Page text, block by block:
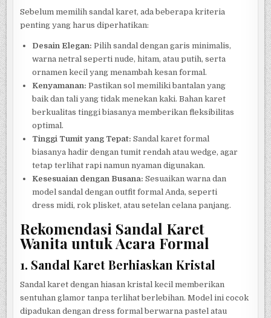
Sebelum memilih sandal karet, ada beberapa kriteria
penting yang harus diperhatikan:
Desain Elegan: Pilih sandal dengan garis minimalis,
warna netral seperti nude, hitam, atau putih, serta
ornamen kecil yang menambah kesan formal.
Kenyamanan: Pastikan sol memiliki bantalan yang
baik dan tali yang tidak menekan kaki. Bahan karet
berkualitas tinggi biasanya memberikan fleksibilitas
optimal.
Tinggi Tumit yang Tepat: Sandal karet formal
biasanya hadir dengan tumit rendah atau wedge, agar
tetap terlihat rapi namun nyaman digunakan.
Kesesuaian dengan Busana: Sesuaikan warna dan
model sandal dengan outfit formal Anda, seperti
dress midi, rok plisket, atau setelan celana panjang.
Rekomendasi Sandal Karet
Wanita untuk Acara Formal
1. Sandal Karet Berhiaskan Kristal
Sandal karet dengan hiasan kristal kecil memberikan
sentuhan glamor tanpa terlihat berlebihan. Model ini cocok
dipadukan dengan dress formal berwarna pastel atau